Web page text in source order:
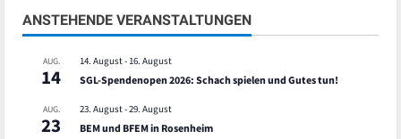
ANSTEHENDE VERANSTALTUNGEN
AUG.
14
14. August- 16. August
SGL-Spendenopen 2026: Schach spielen und Gutes tun!
AUG.
23
23. August-29. August
BEM und BFEM in Rosenheim